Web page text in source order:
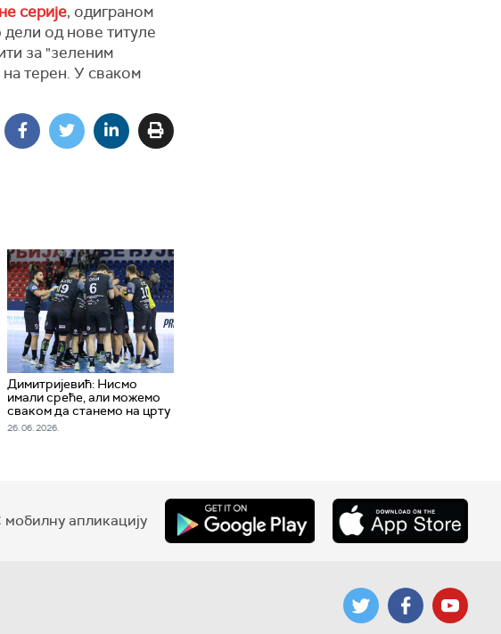
серије, одиграном
од нове титуле
за "зеленим
терен. У сваком
Димитријевић: Нисмо
имали среће, али можемо
сваком да станемо на црту
26. 06. 2026.
апликацију